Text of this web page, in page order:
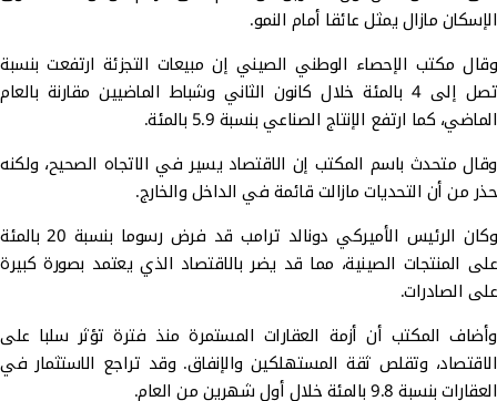
الإسكان مازال يمثل عائقا أمام النمو.
وقال مكتب الإحصاء الوطني الصيني إن مبيعات التجزئة ارتفعت بنسبة
تصل إلى 4 بالمئة خلال كانون الثاني وشباط الماضيين مقارنة بالعام
الماضي، كما ارتفع الإنتاج الصناعي بنسبة 5.9 بالمئة.
وقال متحدث باسم المكتب إن الاقتصاد يسير في الاتجاه الصحيح، ولكنه
حذر من أن التحديات مازالت قائمة في الداخل والخارج.
وكان الرئيس الأميركي دونالد ترامب قد فرض رسوما بنسبة 20 بالمئة
على المنتجات الصينية، مما قد يضر بالاقتصاد الذي يعتمد بصورة كبيرة
على الصادرات.
وأضاف المكتب أن أزمة العقارات المستمرة منذ فترة تؤثر سلبا على
الاقتصاد، وتقلص ثقة المستهلكين والإنفاق. وقد تراجع الاستثمار في
العقارات بنسبة 9.8 بالمئة خلال أول شهرين من العام.